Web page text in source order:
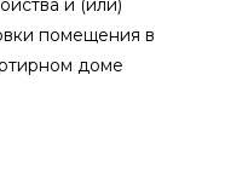
и (или)
помещения в
доме